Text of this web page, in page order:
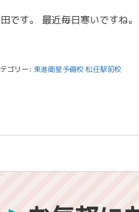
ゴリー: 東進衛星予備校 松任駅前校